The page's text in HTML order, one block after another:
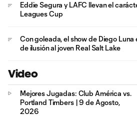
Eddie Segura y LAFC llevan el
Leagues Cup
Con goleada, el show de Diego Luna
de ilusión al joven Real Salt Lake
Video
Mejores Jugadas: Club América vs.
Portland Timbers | 9 de Agosto,
2026